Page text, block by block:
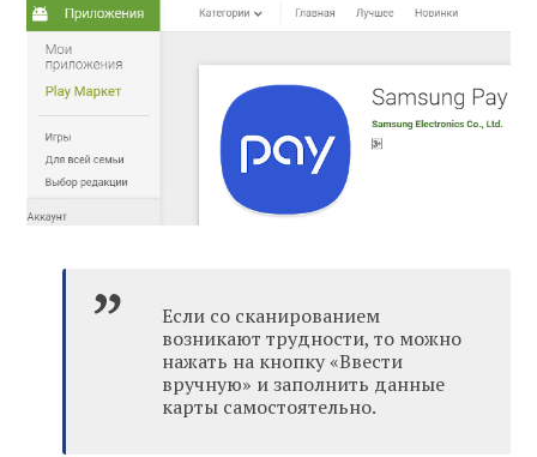
Если со сканированием
возникают трудности, то можно
нажать на кнопку «Ввести
вручную» и заполнить данные
карты самостоятельно.